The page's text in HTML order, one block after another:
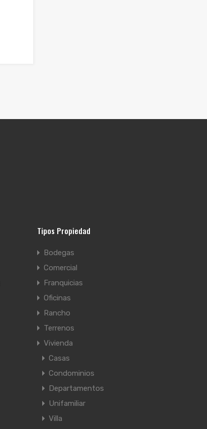
Tipos Propiedad
Bodegas
Comercial
Franquicias
Oficinas
Rancho
Terrenos
Vivienda
Casas
Condominios
Departamentos
Unifamiliar
Villa